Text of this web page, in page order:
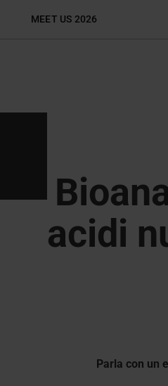
MEET US 2026
acidi
Parla con un